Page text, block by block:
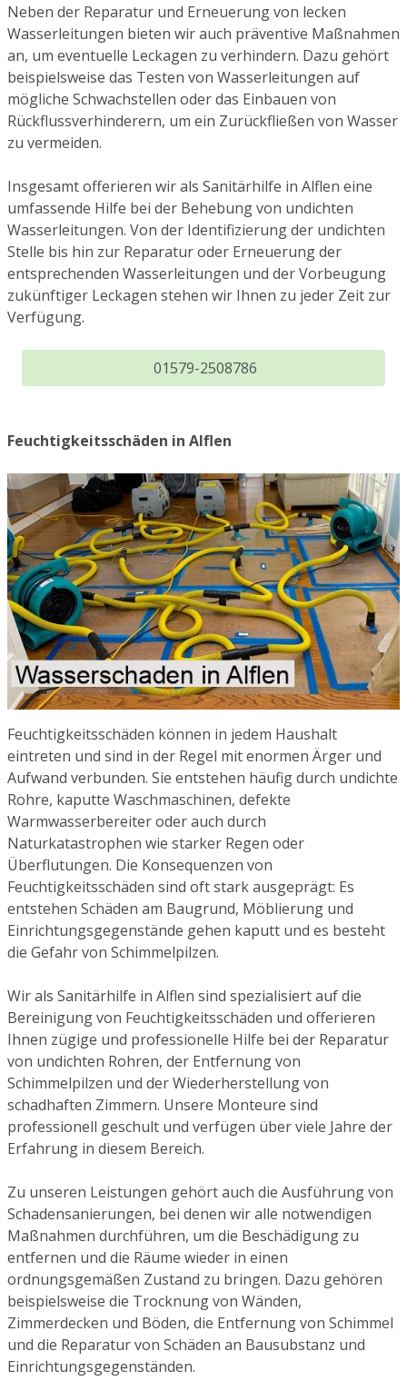
Neben der Reparatur und Erneuerung von lecken
Wasserleitungen bieten wir auch präventive Maßnahmen
an, um eventuelle Leckagen zu verhindern. Dazu gehört
beispielsweise das Testen von Wasserleitungen auf
mögliche Schwachstellen oder das Einbauen von
Rückflussverhinderern, um ein Zurückfließen von Wasser
zu vermeiden.
Insgesamt offerieren wir als Sanitärhilfe in Alflen eine
umfassende Hilfe bei der Behebung von undichten
Wasserleitungen. Von der Identifizierung der undichten
Stelle bis hin zur Reparatur oder Erneuerung der
entsprechenden Wasserleitungen und der Vorbeugung
zukünftiger Leckagen stehen wir Ihnen zu jeder Zeit zur
Verfügung.
01579-2508786
Feuchtigkeitsschäden in Alflen
Feuchtigkeitsschäden können in jedem Haushalt
eintreten und sind in der Regel mit enormen Ärger und
Aufwand verbunden. Sie entstehen häufig durch undichte
Rohre, kaputte Waschmaschinen, defekte
Warmwasserbereiter oder auch durch
Naturkatastrophen wie starker Regen oder
Überflutungen. Die Konsequenzen von
Feuchtigkeitsschäden sind oft stark ausgeprägt: Es
entstehen Schäden am Baugrund, Möblierung und
Einrichtungsgegenstände gehen kaputt und es besteht
die Gefahr von Schimmelpilzen.
Wir als Sanitärhilfe in Alflen sind spezialisiert auf die
Bereinigung von Feuchtigkeitsschäden und offerieren
Ihnen zügige und professionelle Hilfe bei der Reparatur
von undichten Rohren, der Entfernung von
Schimmelpilzen und der Wiederherstellung von
schadhaften Zimmern. Unsere Monteure sind
professionell geschult und verfügen über viele Jahre der
Erfahrung in diesem Bereich.
Zu unseren Leistungen gehört auch die Ausführung von
Schadensanierungen, bei denen wir alle notwendigen
Maßnahmen durchführen, um die Beschädigung zu
entfernen und die Räume wieder in einen
ordnungsgemäßen Zustand zu bringen. Dazu gehören
beispielsweise die Trocknung von Wänden,
Zimmerdecken und Böden, die Entfernung von Schimmel
und die Reparatur von Schäden an Bausubstanz und
Einrichtungsgegenständen.